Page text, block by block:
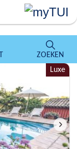
ZOEKEN
Luxe